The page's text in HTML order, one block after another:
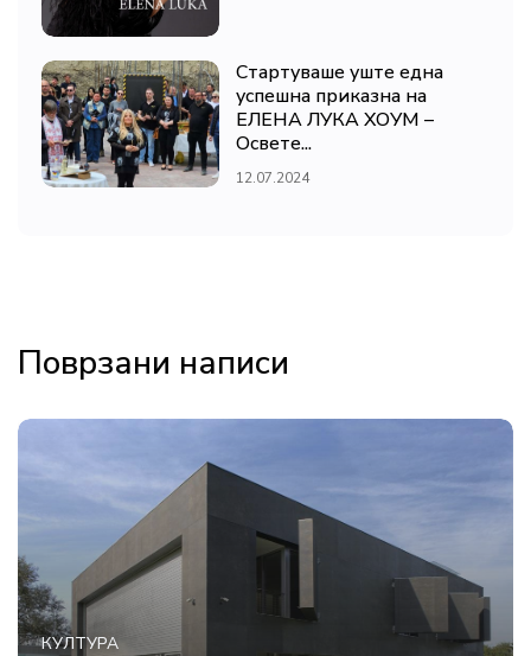
Стартуваше уште една
успешна приказна на
ЕЛЕНА ЛУКА ХОУМ –
Освете...
12.07.2024
Поврзани написи
КУЛТУРА